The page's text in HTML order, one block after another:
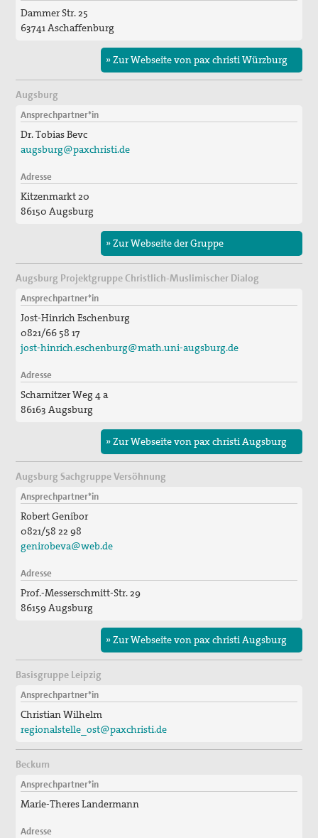
Dammer Str. 25
63741 Aschaffenburg
» Zur Webseite von pax christi Würzburg
Augsburg
Ansprechpartner*in
Dr. Tobias Bevc
augsburg@paxchristi.de
Adresse
Kitzenmarkt 20
86150 Augsburg
» Zur Webseite der Gruppe
Augsburg Projektgruppe Christlich-Muslimischer Dialog
Ansprechpartner*in
Jost-Hinrich Eschenburg
0821/66 58 17
jost-hinrich.eschenburg@math.uni-augsburg.de
Adresse
Scharnitzer Weg 4 a
86163 Augsburg
» Zur Webseite von pax christi Augsburg
Augsburg Sachgruppe Versöhnung
Ansprechpartner*in
Robert Genibor
0821/58 22 98
genirobeva@web.de
Adresse
Prof.-Messerschmitt-Str. 29
86159 Augsburg
» Zur Webseite von pax christi Augsburg
Basisgruppe Leipzig
Ansprechpartner*in
Christian Wilhelm
regionalstelle_ost@paxchristi.de
Beckum
Ansprechpartner*in
Marie-Theres Landermann
Adresse